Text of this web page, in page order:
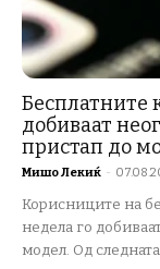
Бесплатните
добиваат
пристап до
Мишо Лекиќ -
Корисниците на
недела го
модел. Од